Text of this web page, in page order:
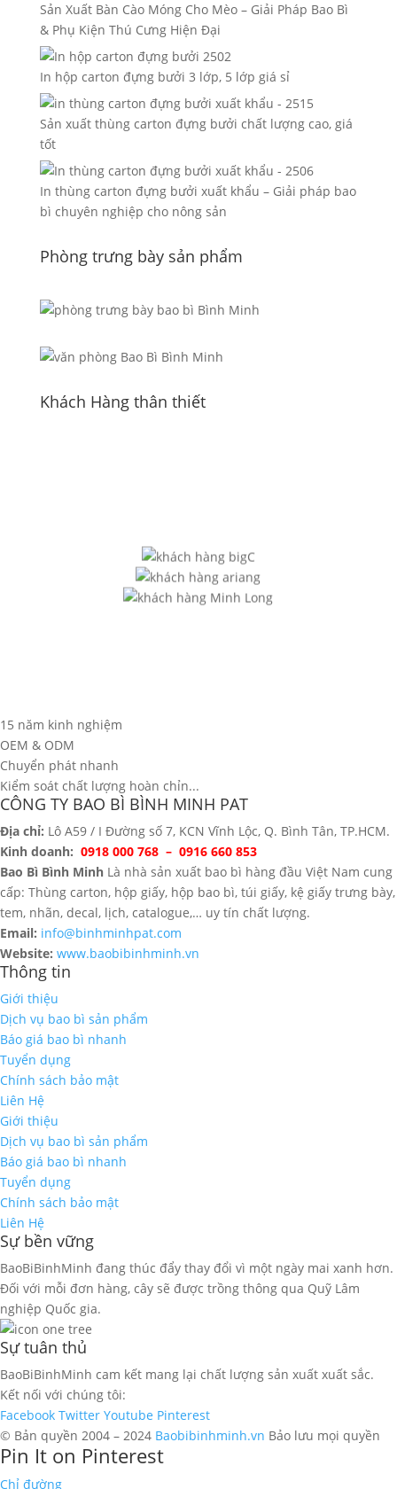
Sản Xuất Bàn Cào Móng Cho Mèo – Giải Pháp Bao Bì
& Phụ Kiện Thú Cưng Hiện Đại
In hộp carton đựng bưởi 3 lớp, 5 lớp giá sỉ
Sản xuất thùng carton đựng bưởi chất lượng cao, giá
tốt
In thùng carton đựng bưởi xuất khẩu – Giải pháp bao
bì chuyên nghiệp cho nông sản
Phòng trưng bày sản phẩm
Khách Hàng thân thiết
15 năm kinh nghiệm
OEM & ODM
Chuyển phát nhanh
Kiểm soát chất lượng hoàn chỉn...
CÔNG TY BAO BÌ BÌNH MINH PAT
Địa chỉ: Lô A59 / I Đường số 7, KCN Vĩnh Lộc, Q. Bình Tân, TP.HCM.
Kinh doanh: 0918 000 768 – 0916 660 853
Bao Bì Bình Minh Là nhà sản xuất bao bì hàng đầu Việt Nam cung
cấp: Thùng carton, hộp giấy, hộp bao bì, túi giấy, kệ giấy trưng bày,
tem, nhãn, decal, lịch, catalogue,… uy tín chất lượng.
Email: info@binhminhpat.com
Website: www.baobibinhminh.vn
Thông tin
Giới thiệu
Dịch vụ bao bì sản phẩm
Báo giá bao bì nhanh
Tuyển dụng
Chính sách bảo mật
Liên Hệ
Giới thiệu
Dịch vụ bao bì sản phẩm
Báo giá bao bì nhanh
Tuyển dụng
Chính sách bảo mật
Liên Hệ
Sự bền vững
BaoBiBinhMinh đang thúc đẩy thay đổi vì một ngày mai xanh hơn.
Đối với mỗi đơn hàng, cây sẽ được trồng thông qua Quỹ Lâm
nghiệp Quốc gia.
Sự tuân thủ
BaoBiBinhMinh cam kết mang lại chất lượng sản xuất xuất sắc.
Kết nối với chúng tôi:
Facebook Twitter Youtube Pinterest
© Bản quyền 2004 – 2024 Baobibinhminh.vn Bảo lưu mọi quyền
Pin It on Pinterest
Chỉ đường